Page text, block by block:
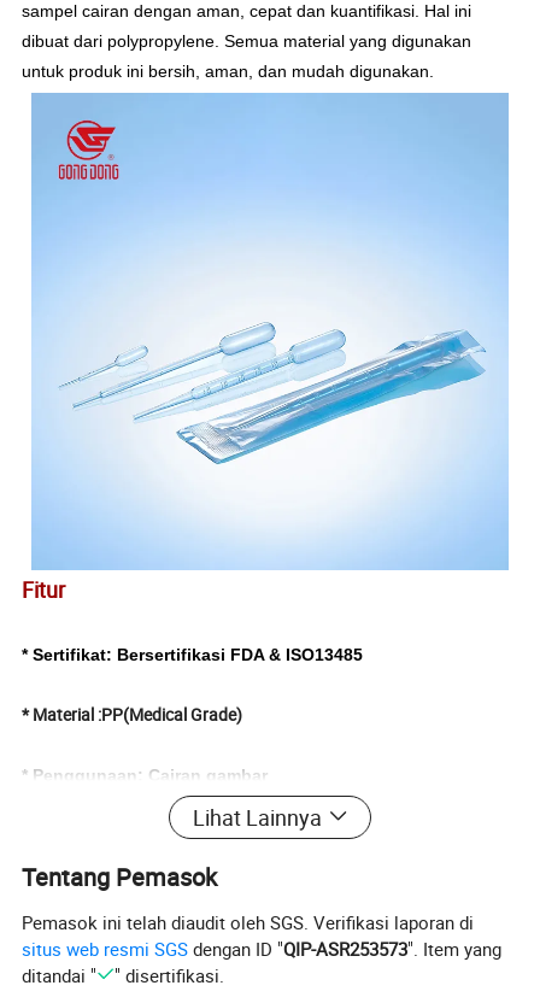
sampel cairan dengan aman, cepat dan kuantifikasi. Hal ini
dibuat dari polypropylene. Semua material yang digunakan
untuk produk ini bersih, aman, dan mudah digunakan.
Fitur
* Sertifikat: Bersertifikasi FDA & ISO13485
* Material :PP(Medical Grade)
* Penggunaan: Cairan gambar
* kemampuan: 25ul&35ul 1ml 1,5 ml 2 ml 3ml 3ml ml ml ml
* Warna: Transparan
* umur Lempeng: 5 tahun
Lihat Lainnya
Tentang Pemasok
Pemasok ini telah diaudit oleh SGS. Verifikasi laporan di
situs web resmi SGS dengan ID "QIP-ASR253573". Item yang
ditandai "
" disertifikasi.